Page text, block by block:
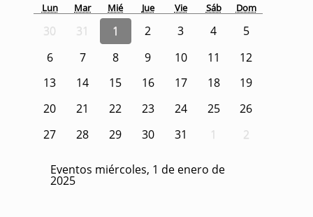
Lun Mar Mié Jue Vie Sáb Dom
30 31 1 2 3 4
5
6
7 8 9 10 11
12
13
14 15 16 17 18
19
20
21 22 23 24 25
26
27
28 29 30 31 1 2
Eventos miércoles, 1 de enero de
2025